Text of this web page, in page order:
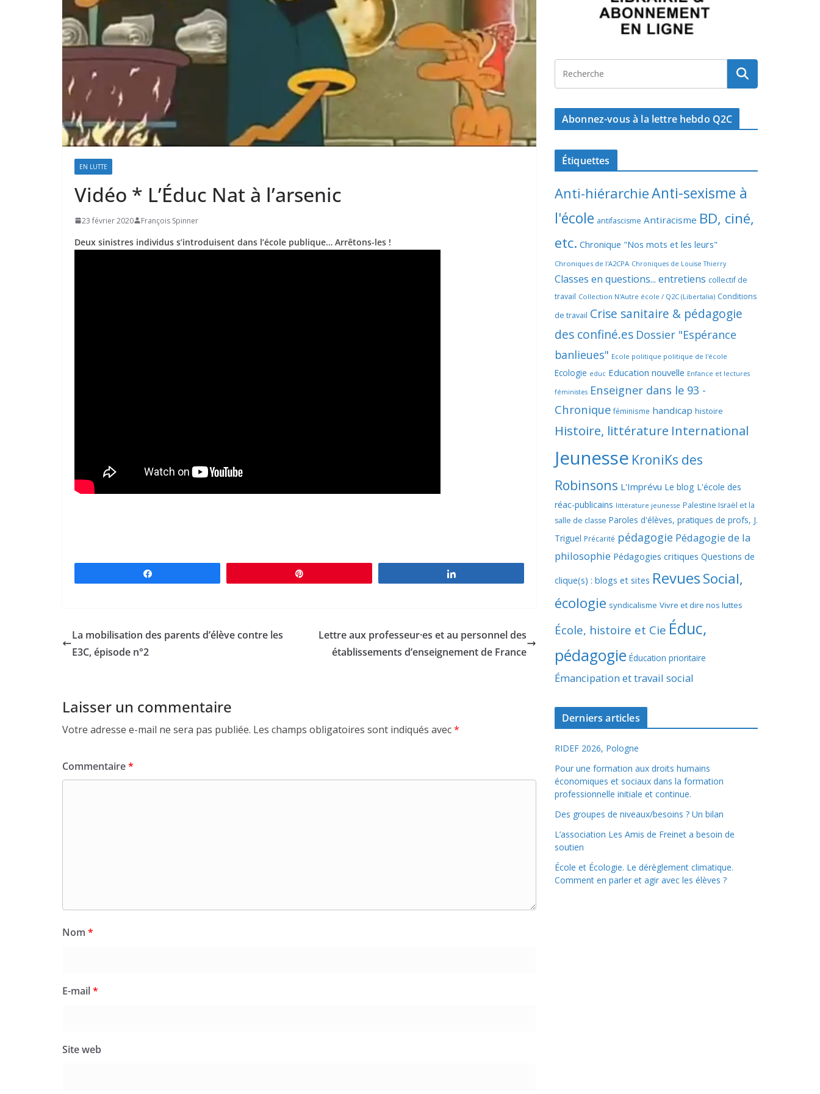
EN LUTTE
Vidéo * L’Éduc Nat à l’arsenic
23 février 2020 François Spinner
Deux sinistres individus s’introduisent dans l’école publique… Arrêtons-les !
La mobilisation des parents d’élève contre les
E3C, épisode n°2
Lettre aux professeur·es et au personnel des
établissements d’enseignement de France
Laisser un commentaire
Votre adresse e-mail ne sera pas publiée. Les champs obligatoires sont indiqués avec*
Commentaire*
Nom *
E-mail*
Site web
Abonnez-vous à la lettre hebdo Q2C
Étiquettes
Anti-hiérarchieAnti-sexisme à
l'école antifascisme Antiracisme BD, ciné,
etc. Chronique "Nos mots et les leurs"
Chroniques de l'A2CPA Chroniques de Louise Thierry
Classes en questions... entretiens collectif de
travail Collection N'Autre école / Q2C (Libertalia) Conditions
de travail Crise sanitaire & pédagogie
des confiné.es Dossier "Espérance
banlieues" Ecole politique politique de l'école
Ecologie educ Education nouvelle Enfance et lectures
féministes Enseigner dans le 93 -
Chronique féminisme handicap histoire
Histoire, littérature International
Jeunesse KroniKs des
Robinsons L'Imprévu Le blog L'école des
réac-publicains littérature jeunesse Palestine Israël et la
salle de classe Paroles d'élèves, pratiques de profs, J.
Triguel Précarité pédagogie Pédagogie de la
philosophie Pédagogies critiques Questions de
clique(s) : blogs et sites RevuesSocial,
écologie syndicalisme Vivre et dire nos luttes
École, histoire et Cie Éduc,
pédagogie Éducation prioritaire
Émancipation et travail social
Derniers articles
RIDEF 2026, Pologne
Pour une formation aux droits humains
économiques et sociaux dans la formation
professionnelle initiale et continue.
Des groupes de niveaux/besoins ? Un bilan
L’association Les Amis de Freinet a besoin de
soutien
École et Écologie. Le dérèglement climatique.
Comment en parler et agir avec les élèves ?